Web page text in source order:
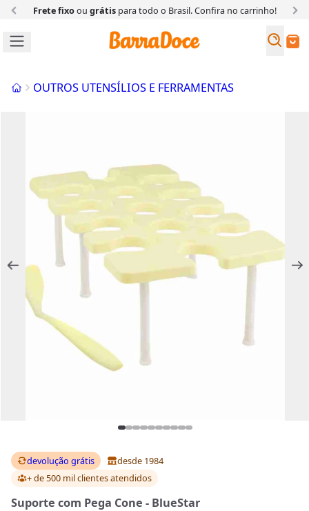
Frete fixoou grátispara todo o Brasil. Confira no carrinho!
Buscar
InícioOUTROS UTENSÍLIOS E FERRAMENTAS
devolução grátis
desde 1984
+ de 500 mil clientesatendidos
Suporte com Pega Cone - BlueStar